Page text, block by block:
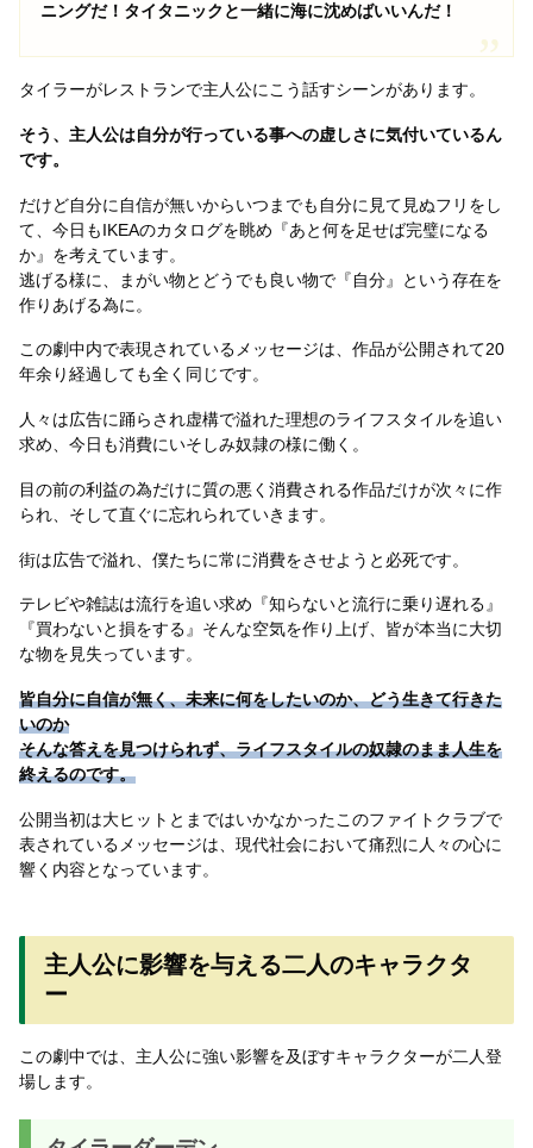
ニングだ！タイタニックと一緒に海に沈めばいいんだ！
タイラーがレストランで主人公にこう話すシーンがあります。
そう、主人公は自分が行っている事への虚しさに気付いているん
です。
だけど自分に自信が無いからいつまでも自分に見て見ぬフリをし
て、今日もIKEAのカタログを眺め『あと何を足せば完璧になる
か』を考えています。
逃げる様に、まがい物とどうでも良い物で『自分』という存在を
作りあげる為に。
この劇中内で表現されているメッセージは、作品が公開されて20
年余り経過しても全く同じです。
人々は広告に踊らされ虚構で溢れた理想のライフスタイルを追い
求め、今日も消費にいそしみ奴隷の様に働く。
目の前の利益の為だけに質の悪く消費される作品だけが次々に作
られ、そして直ぐに忘れられていきます。
街は広告で溢れ、僕たちに常に消費をさせようと必死です。
テレビや雑誌は流行を追い求め『知らないと流行に乗り遅れる』
『買わないと損をする』そんな空気を作り上げ、皆が本当に大切
な物を見失っています。
皆自分に自信が無く、未来に何をしたいのか、どう生きて行きた
いのか
そんな答えを見つけられず、ライフスタイルの奴隷のまま人生を
終えるのです。
公開当初は大ヒットとまではいかなかったこのファイトクラブで
表されているメッセージは、現代社会において痛烈に人々の心に
響く内容となっています。
主人公に影響を与える二人のキャラクタ
ー
この劇中では、主人公に強い影響を及ぼすキャラクターが二人登
場します。